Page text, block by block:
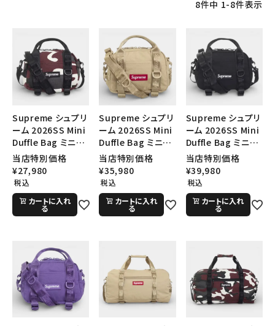
その他バッグ類
スニーカー・ブーツ
パンツ・ショーツ
アクセサリー
COLLABORATION BRAND
SEASON
CONTENTS
ようこそ ゲスト 様
meeting_room ログイン person 会員登録
8件中 1-8件表示
Supreme シュプリ
ーム 2026SS Mini
Duffle Bag ミニダ
ッフルバッグ レッド
カモ
当店特別価格
¥27,980
税込
カートに入れ
る
Supreme シュプリ
ーム 2026SS Mini
Duffle Bag ミニダ
ッフルバッグ タン
当店特別価格
¥35,980
税込
カートに入れ
る
Supreme シュプリ
ーム 2026SS Mini
Duffle Bag ミニダ
ッフルバッグ ブラッ
ク
当店特別価格
¥39,980
税込
カートに入れ
る